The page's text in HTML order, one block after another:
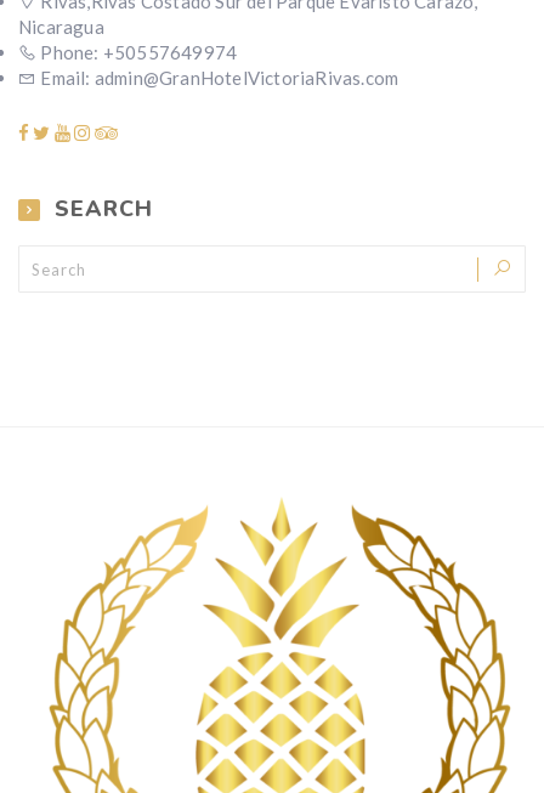
Nicaragua
Phone: +50557649974
Email: admin@GranHotelVictoriaRivas.com
SEARCH